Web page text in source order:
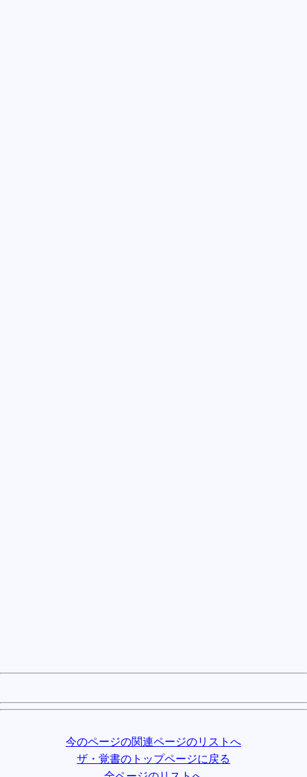
今のページの関連ページのリストへ
ザ・覚書のトップページに戻る